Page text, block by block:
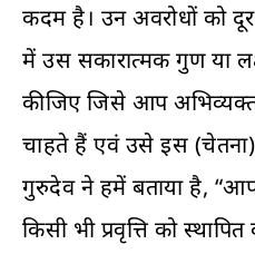
कदम है। उन अवरोधों को
में उस सकारात्मक गुण या
कीजिए जिसे आप अभिव्यक्त
चाहते हैं एवं उसे इस
गुरुदेव ने हमें बताया है,
किसी भी प्रवृत्ति को